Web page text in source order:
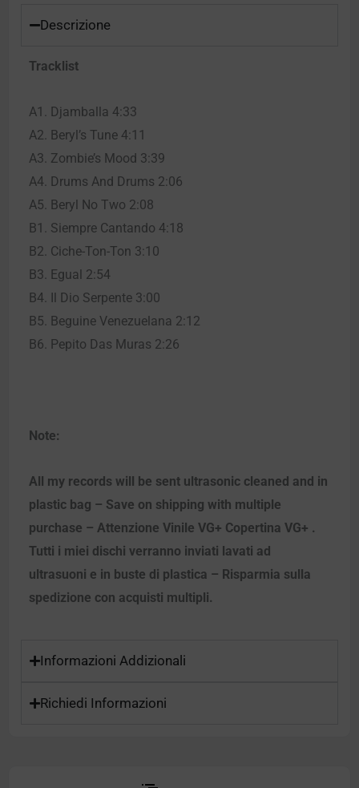
Descrizione
Tracklist
A1. Djamballa 4:33
A2. Beryl’s Tune 4:11
A3. Zombie’s Mood 3:39
A4. Drums And Drums 2:06
A5. Beryl No Two 2:08
B1. Siempre Cantando 4:18
B2. Ciche-Ton-Ton 3:10
B3. Egual 2:54
B4. Il Dio Serpente 3:00
B5. Beguine Venezuelana 2:12
B6. Pepito Das Muras 2:26
Note:
All my records will be sent ultrasonic cleaned and in
plastic bag – Save on shipping with multiple
purchase – Attenzione Vinile VG+ Copertina VG+ .
Tutti i miei dischi verranno inviati lavati ad
ultrasuoni e in buste di plastica – Risparmia sulla
spedizione con acquisti multipli.
Informazioni Addizionali
Richiedi Informazioni